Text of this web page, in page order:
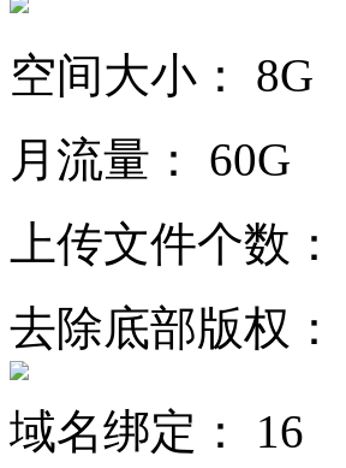
空间大小：
8G
月流量：
60G
上传文件个数：
去除底部版权：
域名绑定：
16